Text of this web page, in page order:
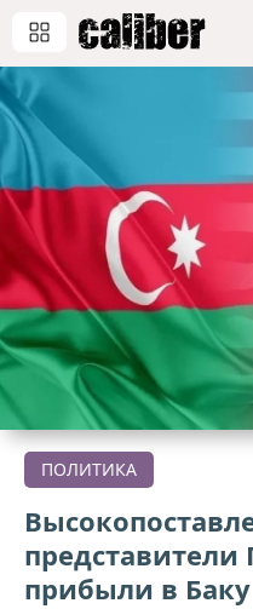
ПОЛИТИКА
прибыли в Баку